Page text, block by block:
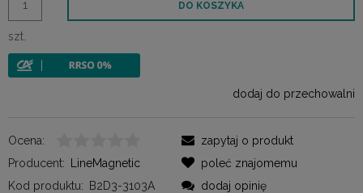
szt.
DO KOSZYKA
dodaj do przechowalni
Ocena:
Producent:
LineMagnetic
Kod produktu:
B2D3-3103A
zapytaj o produkt
poleć znajomemu
dodaj opinię